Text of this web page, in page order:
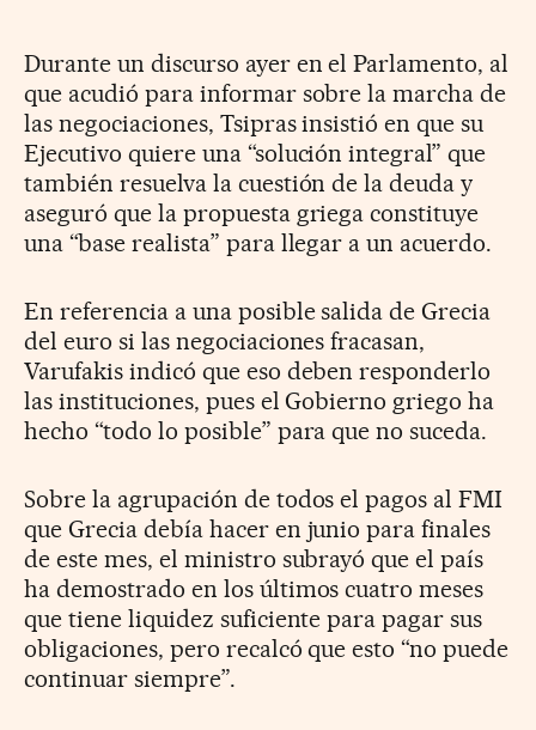
Durante un discurso ayer en el Parlamento, al
que acudió para informar sobre la marcha de
las negociaciones, Tsipras insistió en que su
Ejecutivo quiere una “solución integral” que
también resuelva la cuestión de la deuda y
aseguró que la propuesta griega constituye
una “base realista” para llegar a un acuerdo.
En referencia a una posible salida de Grecia
del euro si las negociaciones fracasan,
Varufakis indicó que eso deben responderlo
las instituciones, pues el Gobierno griego ha
hecho “todo lo posible” para que no suceda.
Sobre la agrupación de todos el pagos al FMI
que Grecia debía hacer en junio para finales
de este mes, el ministro subrayó que el país
ha demostrado en los últimos cuatro meses
que tiene liquidez suficiente para pagar sus
obligaciones, pero recalcó que esto “no puede
continuar siempre”.